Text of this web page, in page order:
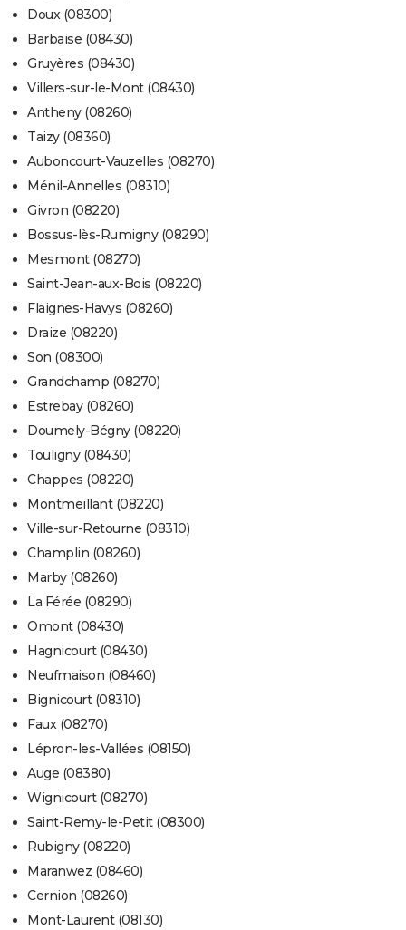
Doux (08300)
Barbaise (08430)
Gruyères (08430)
Villers-sur-le-Mont (08430)
Antheny (08260)
Taizy (08360)
Auboncourt-Vauzelles (08270)
Ménil-Annelles (08310)
Givron (08220)
Bossus-lès-Rumigny (08290)
Mesmont (08270)
Saint-Jean-aux-Bois (08220)
Flaignes-Havys (08260)
Draize (08220)
Son (08300)
Grandchamp (08270)
Estrebay (08260)
Doumely-Bégny (08220)
Touligny (08430)
Chappes (08220)
Montmeillant (08220)
Ville-sur-Retourne (08310)
Champlin (08260)
Marby (08260)
La Férée (08290)
Omont (08430)
Hagnicourt (08430)
Neufmaison (08460)
Bignicourt (08310)
Faux (08270)
Lépron-les-Vallées (08150)
Auge (08380)
Wignicourt (08270)
Saint-Remy-le-Petit (08300)
Rubigny (08220)
Maranwez (08460)
Cernion (08260)
Mont-Laurent (08130)